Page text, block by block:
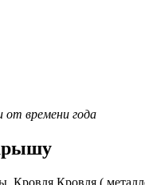
от времени года